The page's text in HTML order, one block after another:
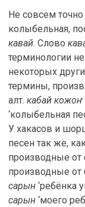
Не совсем
колыбельная,
кавай. Слово
терминологии
некоторых
термины,
алт. кабай кожоҥ
‘колыбельная
У хакасов и
песен так же,
производные от
производные от
сарын ‘ребёнка
сарын ‘моего